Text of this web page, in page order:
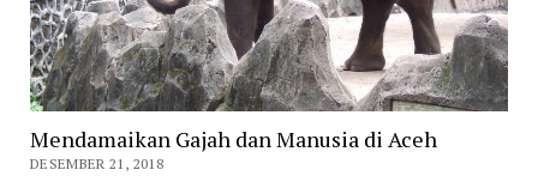
Mendamaikan Gajah dan Manusia di Aceh
DESEMBER 21, 2018